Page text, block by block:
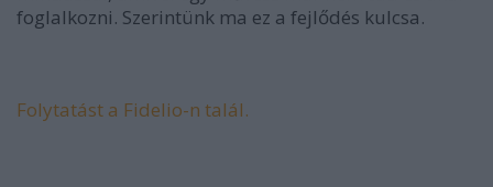
foglalkozni. Szerintünk ma ez a fejlődés kulcsa.
Folytatást a Fidelio-n talál.